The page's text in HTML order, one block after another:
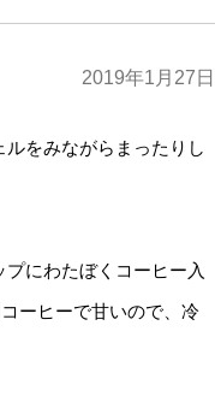
2019年1月27日
をみながらまったりし
にわたぼくコーヒー入
ーヒーで甘いので、冷